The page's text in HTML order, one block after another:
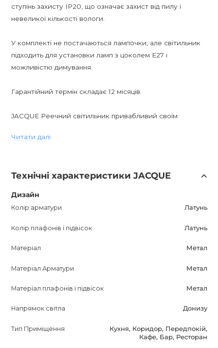
ступінь захисту IP20, що означає захист від пилу і
невеликої кількості вологи.
У комплекті не постачаються лампочки, але світильник
підходить для установки ламп з цоколем E27 і
можливістю димування.
Гарантійний термін складає 12 місяців.
JACQUE Реечний світильник привабливий своїм
відмінним доповненням до вашого проекту, надасть йому
Ви можете придбати світильник JACQUE за ціною від
отримання товару зі знижкою напишіть повідомлення
нашим менеджерам з текстом: "Як отримати 79134-01 зі
знижкою?".
Anzazo пропонує широкий асортимент світильників
робите правильний вибір! Наша продукція завжди
надасть яскравості і стилю вашому проекту.
Читати далі
Технічні характеристики JACQUE
Дизайн
Колір арматури Латунь
Колір плафонів і підвісок Латунь
Матеріал Метал
Матеріал Арматури Метал
Матеріал плафонів і підвісок Метал
Напрямок світла Донизу
Тип Приміщення
Кухня, Коридор, Передпокій,
Кафе, Бар, Ресторан